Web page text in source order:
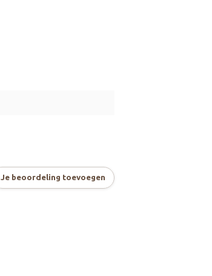
Je beoordeling toevoegen